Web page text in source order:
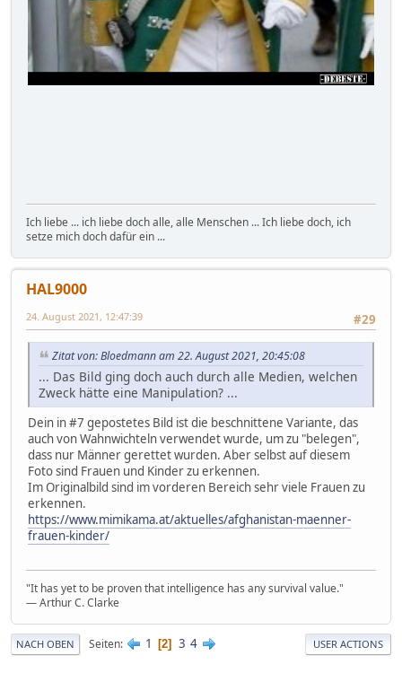
Ich liebe ... ich liebe doch alle, alle Menschen ... Ich liebe doch, ich
setze mich doch dafür ein ...
HAL9000
#29
24. August 2021, 12:47:39
Zitat von: Bloedmann am 22. August 2021, 20:45:08
... Das Bild ging doch auch durch alle Medien, welchen
Zweck hätte eine Manipulation? ...
Dein in #7 gepostetes Bild ist die beschnittene Variante, das
auch von Wahnwichteln verwendet wurde, um zu "belegen",
dass nur Männer gerettet wurden. Aber selbst auf diesem
Foto sind Frauen und Kinder zu erkennen.
Im Originalbild sind im vorderen Bereich sehr viele Frauen zu
erkennen.
https://www.mimikama.at/aktuelles/afghanistan-maenner-
frauen-kinder/
"It has yet to be proven that intelligence has any survival value."
― Arthur C. Clarke
NACH OBEN Seiten 1 2 3 4 USER ACTIONS